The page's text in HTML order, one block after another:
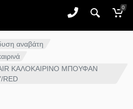
0
αναβάτη
AIR ΚΑΛΟΚΑΙΡΙΝΟ ΜΠΟΥΦΑΝ
RED